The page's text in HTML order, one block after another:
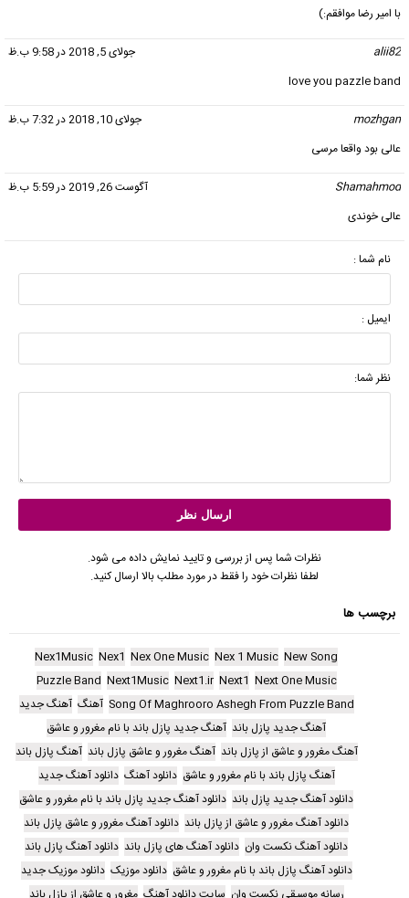
با امیر رضا موافقم:)
alii82
جولای 5, 2018 در 9:58 ب.ظ
love you pazzle band
mozhgan
جولای 10, 2018 در 7:32 ب.ظ
عالی بود واقعا مرسی
Shamahmod
آگوست 26, 2019 در 5:59 ب.ظ
عالی خوندی
نام شما :
ایمیل :
نظر شما:
نظرات شما پس از بررسی و تایید نمایش داده می شود.
لطفا نظرات خود را فقط در مورد مطلب بالا ارسال کنید.
برچسب ها
New Song
Nex 1 Music
Nex One Music
Nex1
Nex1Music
Next One Music
Next1
Next1.ir
Next1Music
Puzzle Band
Song Of Maghrooro Ashegh From Puzzle Band آهنگ آهنگ جدید
آهنگ جدید پازل باند آهنگ جدید پازل باند با نام مغرور و عاشق
آهنگ مغرور و عاشق از پازل باند آهنگ مغرور و عاشق پازل باند آهنگ پازل باند
آهنگ پازل باند با نام مغرور و عاشق دانلود آهنگ دانلود آهنگ جدید
دانلود آهنگ جدید پازل باند دانلود آهنگ جدید پازل باند با نام مغرور و عاشق
دانلود آهنگ مغرور و عاشق از پازل باند دانلود آهنگ مغرور و عاشق پازل باند
دانلود آهنگ نکست وان دانلود آهنگ های پازل باند دانلود آهنگ پازل باند
دانلود آهنگ پازل باند با نام مغرور و عاشق دانلود موزیک دانلود موزیک جدید
رسانه موسیقی نکست وان سایت دانلود آهنگ مغرور و عاشق از پازل باند